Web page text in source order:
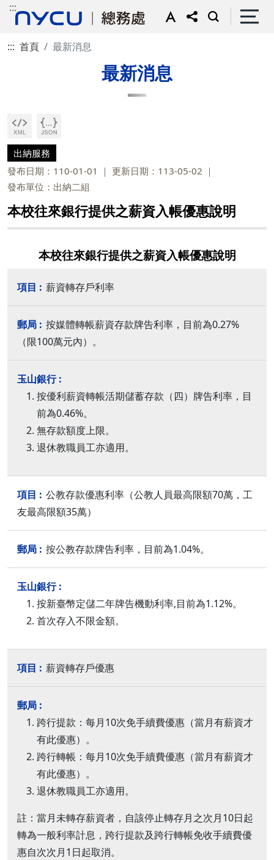
:::
::: 首頁 最新消息
最新消息
出納服務
發布日期：110-01-01
更新日期：113-05-02
發布單位：出納二組
本校往來銀行提供之薪資入帳優惠說明
本校往來銀行提供之薪資入帳優惠說明
薪資轉存戶利率
按媒體轉帳薪資存款牌告利率，目前為0.27%
（限100萬元內）。
按優利薪資轉帳活期儲蓄存款（四）牌告利率，目
前為0.46%。
無存款額度上限。
退休教職員工亦適用。
公教存款優惠利率（公教人員最高限額70萬，工
友最高限額35萬）
按公教存款牌告利率，目前為1.04%。
按新臺幣定儲二年牌告機動利率,目前為1.12%。
首次存入不限金額。
薪資轉存戶優惠
跨行提款：每月10次免手續費優惠（當月有薪資才
有此優惠）。
跨行轉帳：每月10次免手續費優惠（當月有薪資才
有此優惠）。
退休教職員工亦適用。
註：當月未轉存薪資者，自該停止轉存月之次月10日起
轉為一般利率計息，跨行提款及跨行轉帳免收手續費優
惠自次次月1日起取消。